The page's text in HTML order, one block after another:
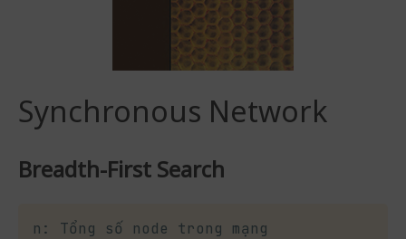
Synchronous Network
Breadth-First Search
n: Tổng số node trong mạng